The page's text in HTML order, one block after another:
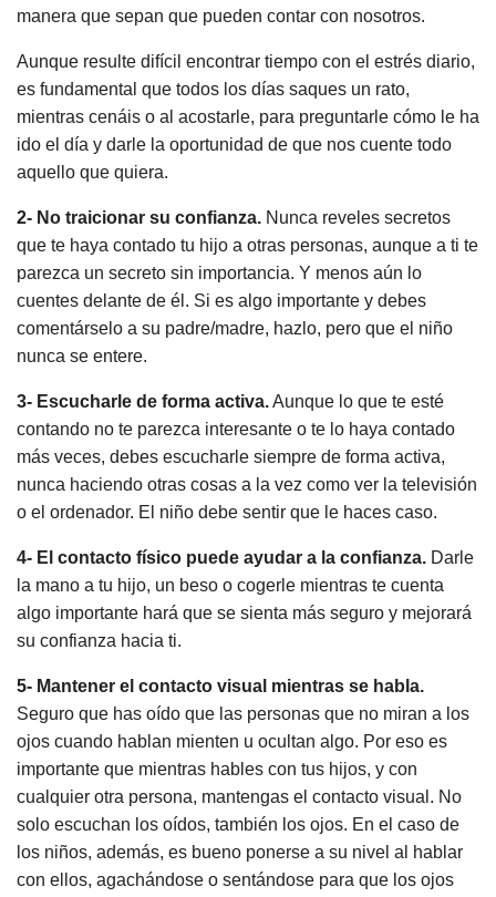
manera que sepan que pueden contar con nosotros.
Aunque resulte difícil encontrar tiempo con el estrés diario,
es fundamental que todos los días saques un rato,
mientras cenáis o al acostarle, para preguntarle cómo le ha
ido el día y darle la oportunidad de que nos cuente todo
aquello que quiera.
2- No traicionar su confianza. Nunca reveles secretos
que te haya contado tu hijo a otras personas, aunque a ti te
parezca un secreto sin importancia. Y menos aún lo
cuentes delante de él. Si es algo importante y debes
comentárselo a su padre/madre, hazlo, pero que el niño
nunca se entere.
3- Escucharle de forma activa.Aunque lo que te esté
contando no te parezca interesante o te lo haya contado
más veces, debes escucharle siempre de forma activa,
nunca haciendo otras cosas a la vez como ver la televisión
o el ordenador. El niño debe sentir que le haces caso.
4- El contacto físico puede ayudar a la confianza. Darle
la mano a tu hijo, un beso o cogerle mientras te cuenta
algo importante hará que se sienta más seguro y mejorará
su confianza hacia ti.
5- Mantener el contacto visual mientras se habla.
Seguro que has oído que las personas que no miran a los
ojos cuando hablan mienten u ocultan algo. Por eso es
importante que mientras hables con tus hijos, y con
cualquier otra persona, mantengas el contacto visual. No
solo escuchan los oídos, también los ojos. En el caso de
los niños, además, es bueno ponerse a su nivel al hablar
con ellos, agachándose o sentándose para que los ojos